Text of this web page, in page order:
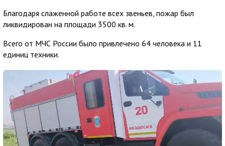
Благодаря слаженной работе всех звеньев, пожар был
ликвидирован на площади 3500 кв. м.
Всего от МЧС России было привлечено 64 человека и 11
единиц техники.